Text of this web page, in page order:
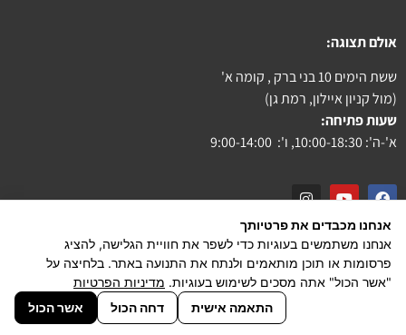
אולם תצוגה:
ששת הימים 10 בני ברק , קומה א'
(מול קניון איילון, רמת גן)
שעות פתיחה:
א'-ה': 10:00-18:30, ו': 9:00-14:00
צור קשר
הצהרת נגישות
powered by PiXeliT
אנחנו מכבדים את פרטיותך
אנחנו משתמשים בעוגיות כדי לשפר את חוויית הגלישה, להציג
פרסומות או תוכן מותאמים ולנתח את התנועה באתר. בלחיצה על
"אשר הכול" אתה מסכים לשימוש בעוגיות. מדיניות הפרטיות
התאמה אישית
דחה הכול אשר הכול